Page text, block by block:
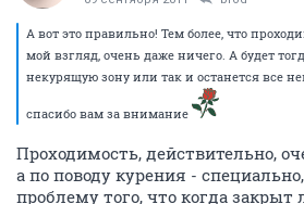
А вот это правильно! Тем более, что
мой взгляд, очень даже ничего. А будет
некурящую зону или так и останется все
спасибо вам за внимание
Проходимость, действительно,
а по поводу курения -
проблему того, что когда закрыт